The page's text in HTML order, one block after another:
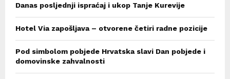
Danas posljednji ispraćaj i ukop Tanje Kurevije
Hotel Via zapošljava – otvorene četiri radne pozicije
Pod simbolom pobjede Hrvatska slavi Dan pobjede i
domovinske zahvalnosti